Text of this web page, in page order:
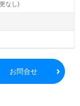
なし)
お問合せ